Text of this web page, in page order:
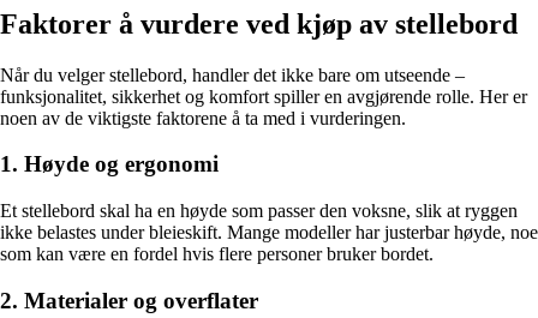
Faktorer å vurdere ved kjøp av stellebord
Når du velger stellebord, handler det ikke bare om utseende –
funksjonalitet, sikkerhet og komfort spiller en avgjørende rolle. Her er
noen av de viktigste faktorene å ta med i vurderingen.
1. Høyde og ergonomi
Et stellebord skal ha en høyde som passer den voksne, slik at ryggen
ikke belastes under bleieskift. Mange modeller har justerbar høyde, noe
som kan være en fordel hvis flere personer bruker bordet.
2. Materialer og overflater